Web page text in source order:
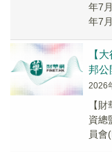
年7
年7
【
邦公
2026
【
資總
員會